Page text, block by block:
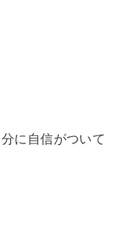
に自信がついて